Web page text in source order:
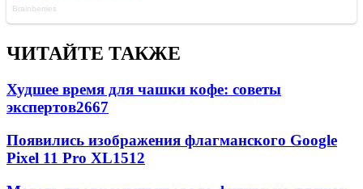
ЧИТАЙТЕ ТАКЖЕ
Худшее время для чашки кофе: советы
экспертов2667
Появились изображения флагманского Google
Pixel 11 Pro XL1512